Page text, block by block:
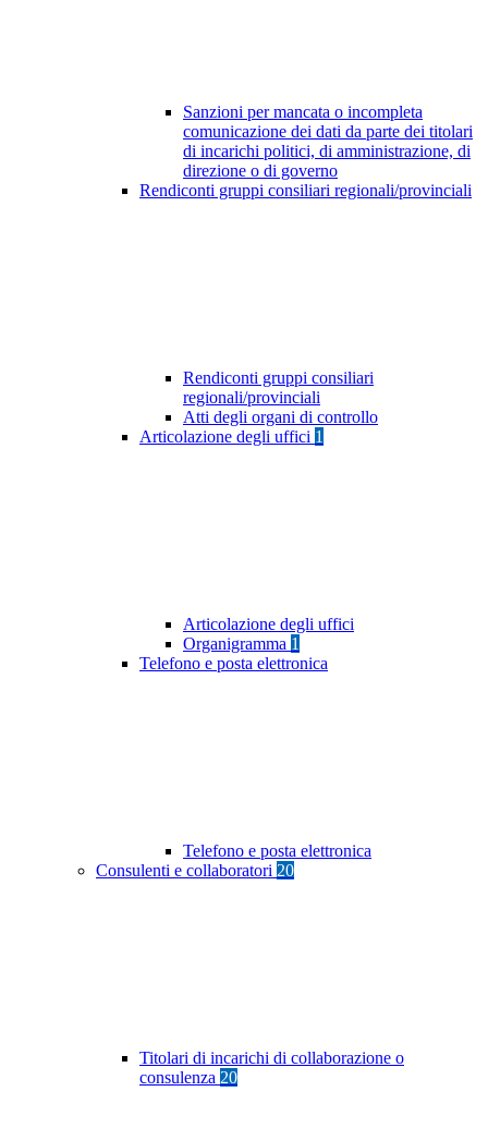
Sanzioni per mancata o incompleta
comunicazione dei dati da parte dei titolari
di incarichi politici, di amministrazione, di
direzione o di governo
Rendiconti gruppi consiliari regionali/provinciali
Rendiconti gruppi consiliari
regionali/provinciali
Atti degli organi di controllo
Articolazione degli uffici 1
Articolazione degli uffici
Organigramma 1
Telefono e posta elettronica
Telefono e posta elettronica
Consulenti e collaboratori 20
Titolari di incarichi di collaborazione o
consulenza 20